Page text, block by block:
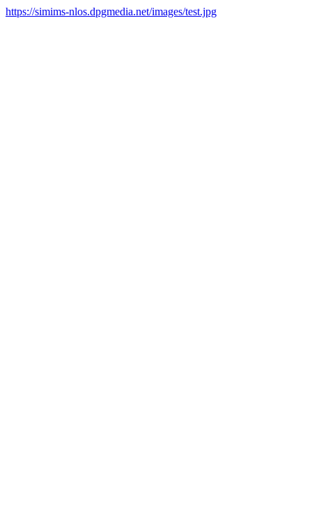
https://simims-nlos.dpgmedia.net/images/test.jpg